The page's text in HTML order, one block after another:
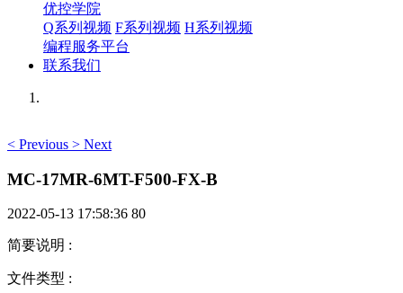
优控学院
Q系列视频 F系列视频 H系列视频
编程服务平台
联系我们
< Previous > Next
MC-17MR-6MT-F500-FX-B
2022-05-13 17:58:36 80
简要说明 :
文件类型 :